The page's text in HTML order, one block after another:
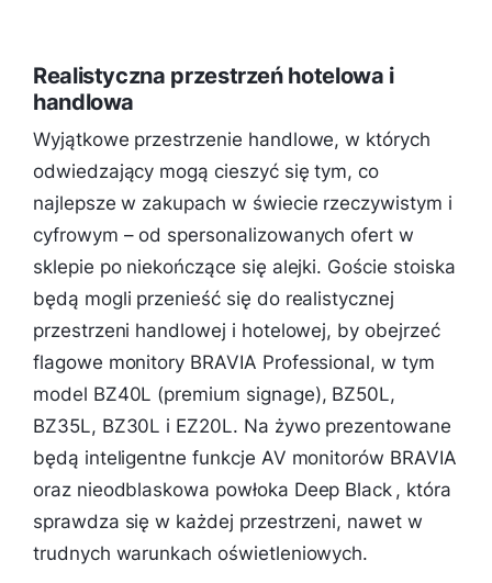
Realistyczna przestrzeń hotelowa i
handlowa
Wyjątkowe przestrzenie handlowe, w których
odwiedzający mogą cieszyć się tym, co
najlepsze w zakupach w świecie rzeczywistym i
cyfrowym – od spersonalizowanych ofert w
sklepie po niekończące się alejki. Goście stoiska
będą mogli przenieść się do realistycznej
przestrzeni handlowej i hotelowej, by obejrzeć
flagowe monitory BRAVIA Professional, w tym
model BZ40L (premium signage), BZ50L,
BZ35L, BZ30L i EZ20L. Na żywo prezentowane
będą inteligentne funkcje AV monitorów BRAVIA
oraz nieodblaskowa powłoka Deep Black , która
sprawdza się w każdej przestrzeni, nawet w
trudnych warunkach oświetleniowych.